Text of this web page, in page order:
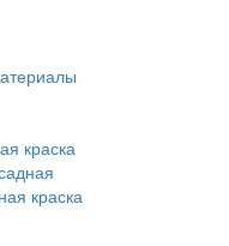
краска
краска